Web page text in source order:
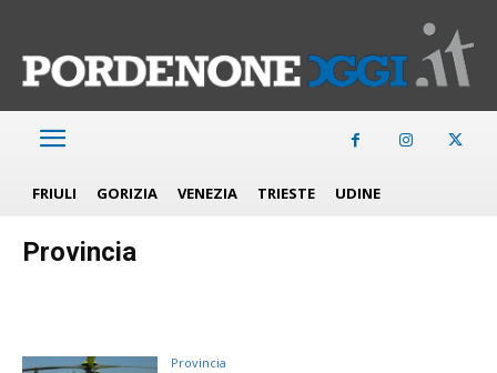
FRIULI GORIZIA VENEZIA TRIESTE UDINE
Provincia
Provincia